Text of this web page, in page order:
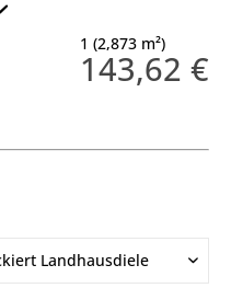
1 (2,873 m²)
143,62 €